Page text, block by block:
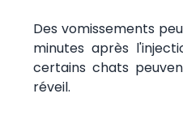
Des vomissements
minutes après
certains chats
réveil.